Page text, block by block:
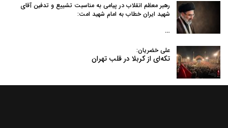
رهبر معظم انقلاب در پیامی به‌ مناسبت تشییع و تدفین آقای
شهید ایران خطاب به امام شهید امت:
…
علی خضریان:
تکه‌ای از کربلا در قلب تهران